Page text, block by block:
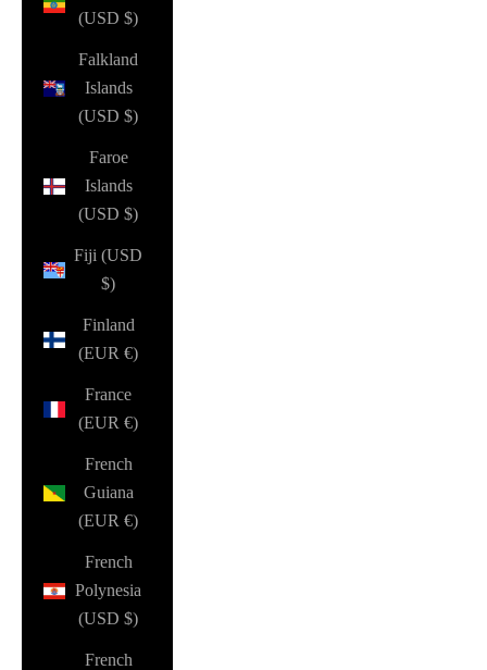
(USD $)
Falkland
Islands
(USD $)
Faroe
Islands
(USD $)
Fiji (USD
$)
Finland
(EUR €)
France
(EUR €)
French
Guiana
(EUR €)
French
Polynesia
(USD $)
French